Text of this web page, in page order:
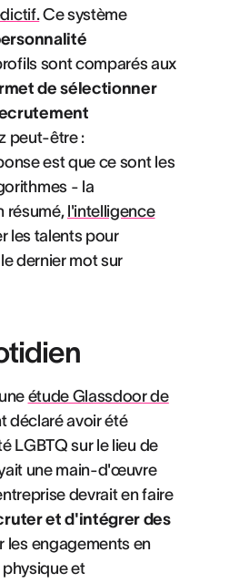
Ce système
sont comparés aux
de sélectionner
peut-être :
est que ce sont les
- la
résumé,l'intelligence
les talents pour
dernier mot sur
étude Glassdoor de
déclaré avoir été
LGBTQ sur le lieu de
une main-d'œuvre
devrait en faire
et d'intégrer des
les engagements en
et